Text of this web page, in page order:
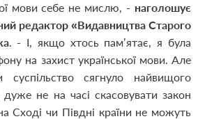
мови себе не мислю, - наголошує
редактор «Видавництва Старого
. - І, якщо хтось пам’ятає, я була
на захист української мови. Але
сягнуло найвищого
дуже не на часі скасовувати закон
Сході чи Півдні країни не можуть